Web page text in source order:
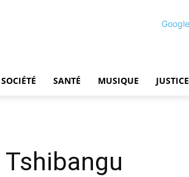
SOCIÉTÉ SANTÉ MUSIQUE JUSTICE